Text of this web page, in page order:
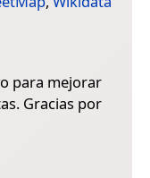
para mejorar
Gracias por